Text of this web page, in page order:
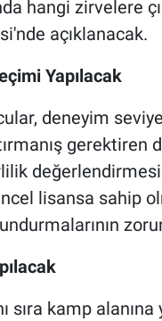
hangi zirvelere
açıklanacak.
Yapılacak
deneyim
gerektiren
lisansa sahip
sıra kamp